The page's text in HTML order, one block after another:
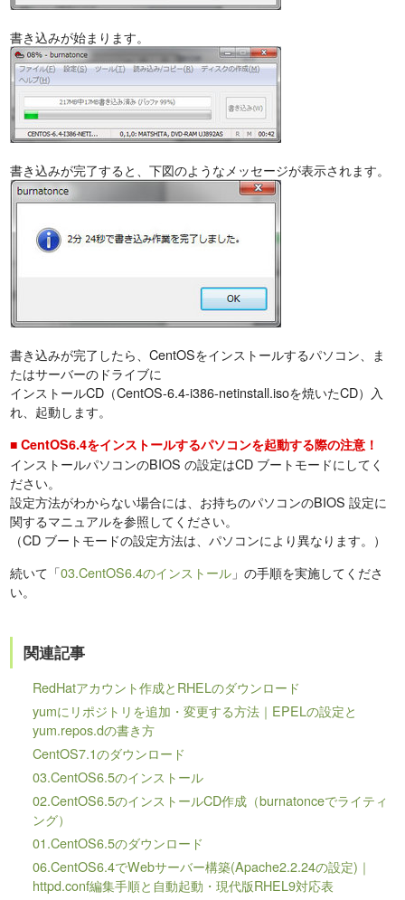
書き込みが始まります。
書き込みが完了すると、下図のようなメッセージが表示されます。
書き込みが完了したら、CentOSをインストールするパソコン、ま
たはサーバーのドライブに
インストールCD（CentOS-6.4-i386-netinstall.isoを焼いたCD）入
れ、起動します。
■ CentOS6.4をインストールするパソコンを起動する際の注意！
インストールパソコンのBIOS の設定はCD ブートモードにしてく
ださい。
設定方法がわからない場合には、お持ちのパソコンのBIOS 設定に
関するマニュアルを参照してください。
（CD ブートモードの設定方法は、パソコンにより異なります。）
続いて「03.CentOS6.4のインストール 」の手順を実施してくださ
い。
関連記事
RedHatアカウント作成とRHELのダウンロード
yumにリポジトリを追加・変更する方法｜EPELの設定と
yum.repos.dの書き方
CentOS7.1のダウンロード
03.CentOS6.5のインストール
02.CentOS6.5のインストールCD作成（burnatonceでライティ
ング）
01.CentOS6.5のダウンロード
06.CentOS6.4でWebサーバー構築(Apache2.2.24の設定)｜
httpd.conf編集手順と自動起動・現代版RHEL9対応表